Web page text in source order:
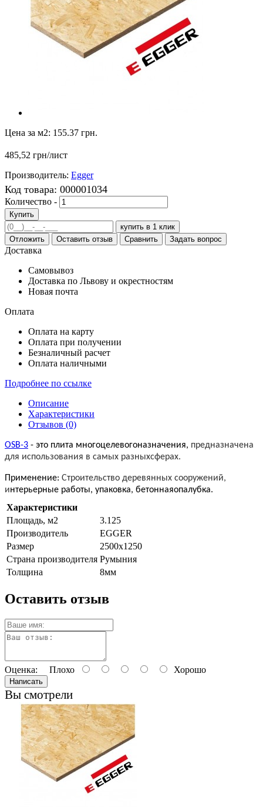
Цена за м2: 155.37 грн.
485,52 грн/лист
Производитель: Egger
Код товара: 000001034
Количество -
Купить
купить в 1 клик
Отложить
Оставить отзыв Сравнить Задать вопрос
Доставка
Самовывоз
Доставка по Львову и окрестностям
Новая почта
Оплата
Оплата на карту
Оплата при получении
Безналичный расчет
Оплата наличными
Подробнее по ссылке
Описание
Характеристики
Отзывов (0)
OSB-3 - это плита многоцелевогоназначения, предназначена
для использования в самых разныхсферах.
Применение: Строительство деревянных сооружений,
интерьерные работы, упаковка, бетоннаяопалубка.
Характеристики
Площадь, м2
3.125
Производитель
EGGER
Размер
2500х1250
Страна производителя Румыния
Толщина
8мм
Оставить отзыв
Оценка: Плохо Хорошо
Написать
Вы смотрели